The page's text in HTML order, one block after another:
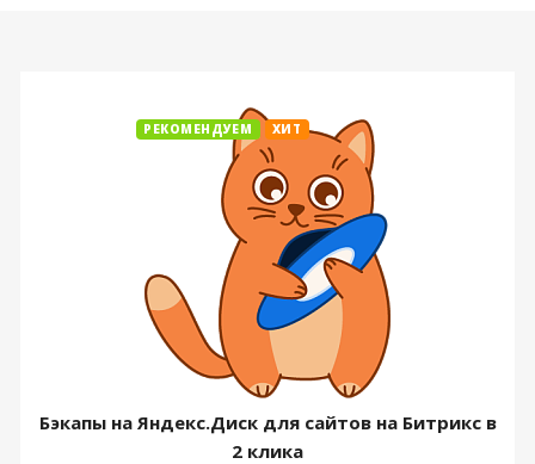
РЕКОМЕНДУЕМ ХИТ
Бэкапы на Яндекс.Диск для сайтов на Битрикс в
2 клика